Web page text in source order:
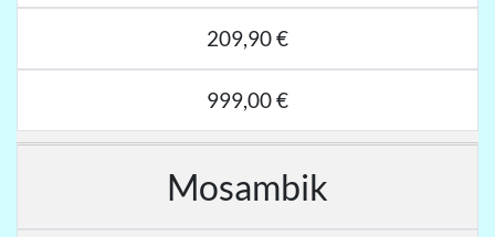
209,90 €
999,00 €
Mosambik